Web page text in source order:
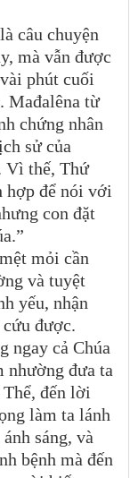
câu chuyện
mà vẫn được
phút cuối
Mađalêna từ
chứng nhân
sử của
Vì thế, Thứ
hợp để nói với
con đặt
mỏi cần
và tuyệt
yếu, nhận
được.
ngay cả Chúa
nhường đưa ta
đến lời
làm ta lánh
sáng, và
bệnh mà đến